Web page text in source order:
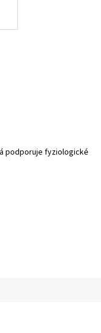
podporuje fyziologické